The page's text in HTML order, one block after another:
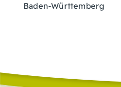
Baden-Württemberg